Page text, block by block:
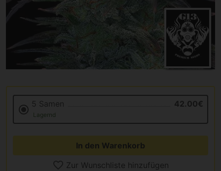
5 Samen 42.00€
Lagernd
In den Warenkorb
Zur Wunschliste hinzufügen